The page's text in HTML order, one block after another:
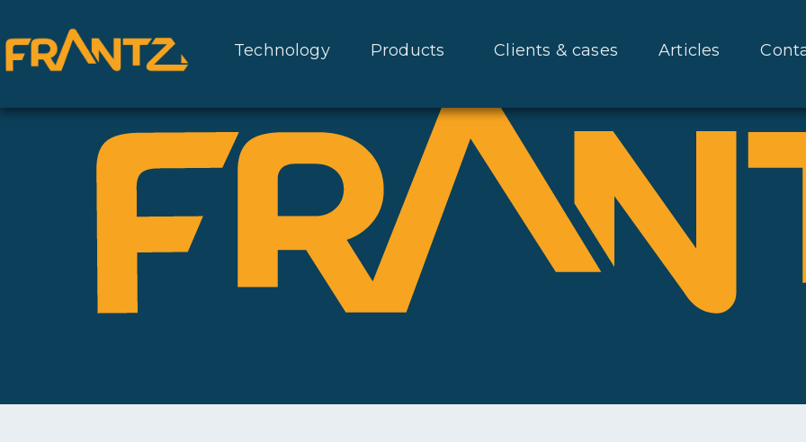
Technology Products Clients & cases Articles